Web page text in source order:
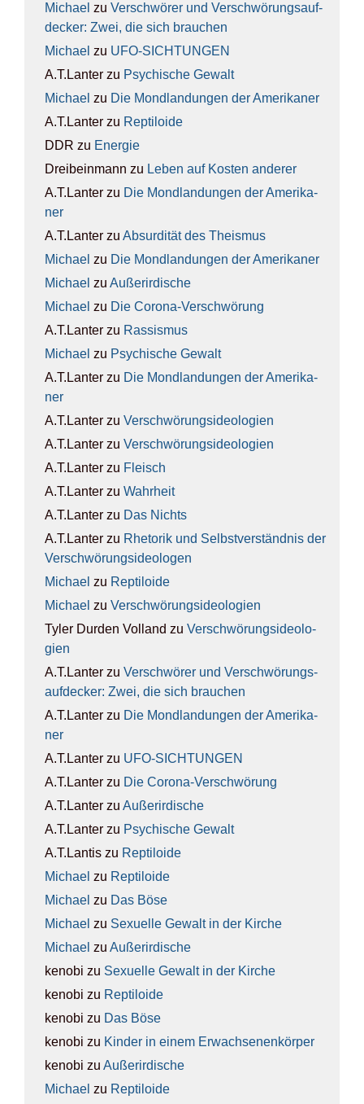
Michael zu Ver­schwö­rer und Ver­schwö­rungs­auf­
de­cker: Zwei, die sich brau­chen
Michael zu UFO-SICH­TUN­GEN
A.T.Lanter zu Psy­chi­sche Gewalt
Michael zu Die Mond­lan­dun­gen der Ame­ri­ka­ner
A.T.Lanter zu Rep­ti­lo­ide
DDR zu Ener­gie
Dreibeinmann zu Leben auf Kos­ten ande­rer
A.T.Lanter zu Die Mond­lan­dun­gen der Ame­ri­ka­
ner
A.T.Lanter zu Absur­di­tät des The­is­mus
Michael zu Die Mond­lan­dun­gen der Ame­ri­ka­ner
Michael zu Außer­ir­di­sche
Michael zu Die Coro­na-Ver­schwö­rung
A.T.Lanter zu Ras­sis­mus
Michael zu Psy­chi­sche Gewalt
A.T.Lanter zu Die Mond­lan­dun­gen der Ame­ri­ka­
ner
A.T.Lanter zu Ver­schwö­rungs­ideo­lo­gien
A.T.Lanter zu Ver­schwö­rungs­ideo­lo­gien
A.T.Lanter zu Fleisch
A.T.Lanter zu Wahr­heit
A.T.Lanter zu Das Nichts
A.T.Lanter zu Rhe­to­rik und Selbst­ver­ständ­nis der
Ver­schwö­rungs­ideo­lo­gen
Michael zu Rep­ti­lo­ide
Michael zu Ver­schwö­rungs­ideo­lo­gien
Tyler Durden Volland zu Ver­schwö­rungs­ideo­lo­
gien
A.T.Lanter zu Ver­schwö­rer und Ver­schwö­rungs­
auf­de­cker: Zwei, die sich brau­chen
A.T.Lanter zu Die Mond­lan­dun­gen der Ame­ri­ka­
ner
A.T.Lanter zu UFO-SICH­TUN­GEN
A.T.Lanter zu Die Coro­na-Ver­schwö­rung
A.T.Lanter zu Außer­ir­di­sche
A.T.Lanter zu Psy­chi­sche Gewalt
A.T.Lantis zu Rep­ti­lo­ide
Michael zu Rep­ti­lo­ide
Michael zu Das Böse
Michael zu Sexu­el­le Gewalt in der Kir­che
Michael zu Außer­ir­di­sche
kenobi zu Sexu­el­le Gewalt in der Kir­che
kenobi zu Rep­ti­lo­ide
kenobi zu Das Böse
kenobi zu Kin­der in einem Erwach­se­nen­kör­per
kenobi zu Außer­ir­di­sche
Michael zu Rep­ti­lo­ide